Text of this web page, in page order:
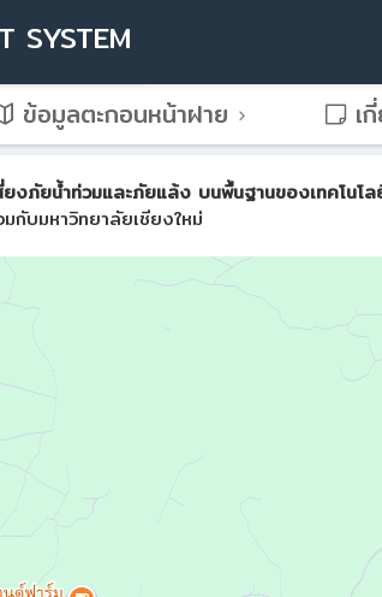
SYSTEM
ข้อมูลตะกอนหน้าฝาย เ
งภัยน้ำท่วมและภัยแล้ง บนพื้นฐานของเทคโน
กับมหาวิทยาลัยเชียงใหม่